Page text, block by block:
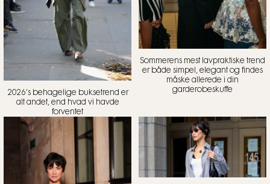
2026’s behagelige buksetrend er
alt andet, end hvad vi havde
forventet
Sommerens mest lavpraktiske trend
er både simpel, elegant og findes
måske allerede i din
garderobeskuffe